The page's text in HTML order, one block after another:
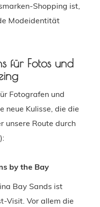
Shopping ist,
Modeidentität
für Fotos und
Fotografen und
neue Kulisse, die die
unsere Route durch
by the Bay
Bay Sands ist
Visit. Vor allem die